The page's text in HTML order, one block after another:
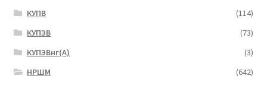
КУПВ
(114)
КУПЭВ
(73)
КУПЭВнг(А)
(3)
НРШМ
(642)